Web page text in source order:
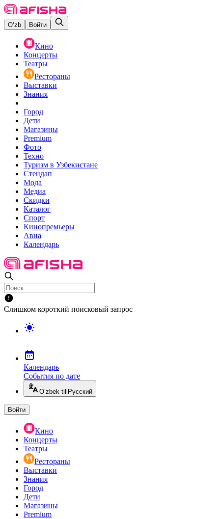
O‘zb Войти
Кино
Концерты
Театры
Рестораны
Выставки
Знания
Город
Дети
Магазины
Premium
Фото
Техно
Туризм в Узбекистане
Стендап
Мода
Медиа
Скидки
Каталог
Спорт
Кинопремьеры
Авиа
Календарь
Слишком короткий поисковый запрос
Календарь
События по дате
O’zbek tili Русский
Войти
Кино
Концерты
Театры
Рестораны
Выставки
Знания
Город
Дети
Магазины
Premium